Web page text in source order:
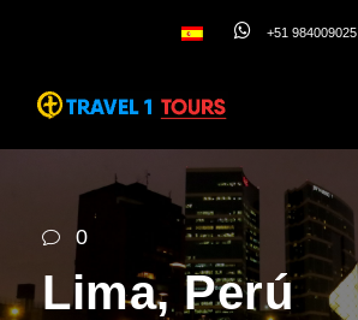
+51 984009025
0
Lima, Perú